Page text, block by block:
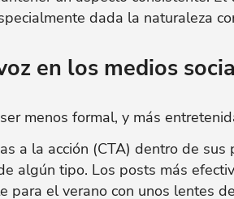
dada la naturaleza
en los medios
menos formal, y más
a la acción (CTA) dentro de
algún tipo. Los posts más
para el verano con unos lentes